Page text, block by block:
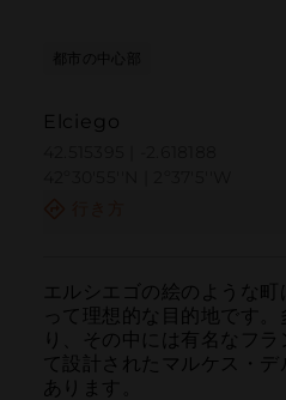
都市の中心部
Elciego
エルシエゴの絵のような
って理想的な目的地です
り、その中には有名なフ
て設計されたマルケス・
あります。